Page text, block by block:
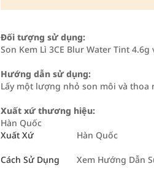
Đối tượng sử dụng:
Son Kem Lì 3CE Blur Water Tint
Hướng dẫn sử dụng:
Lấy một lượng nhỏ son môi và thoa
Xuất xứ thương hiệu:
Hàn Quốc
Xuất Xứ
Hàn Quốc
Cách Sử Dụng Xem Hướng Dẫn